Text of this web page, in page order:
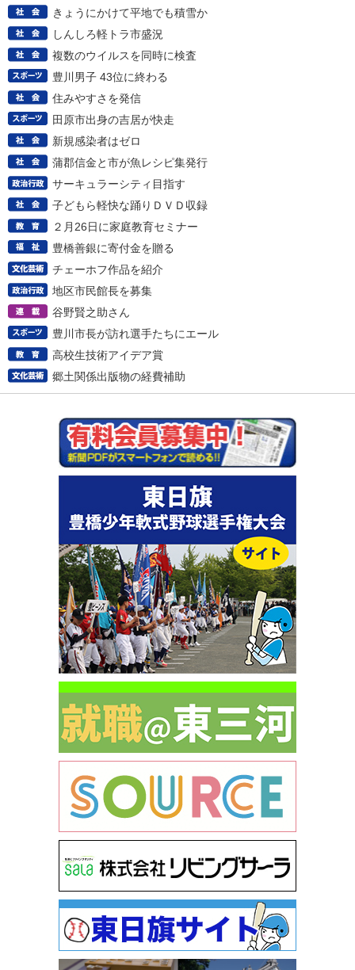
きょうにかけて平地でも積雪か
しんしろ軽トラ市盛況
複数のウイルスを同時に検査
豊川男子 43位に終わる
住みやすさを発信
田原市出身の吉居が快走
新規感染者はゼロ
蒲郡信金と市が魚レシピ集発行
サーキュラーシティ目指す
子どもら軽快な踊りＤＶＤ収録
２月26日に家庭教育セミナー
豊橋善銀に寄付金を贈る
チェーホフ作品を紹介
地区市民館長を募集
谷野賢之助さん
豊川市長が訪れ選手たちにエール
高校生技術アイデア賞
郷土関係出版物の経費補助